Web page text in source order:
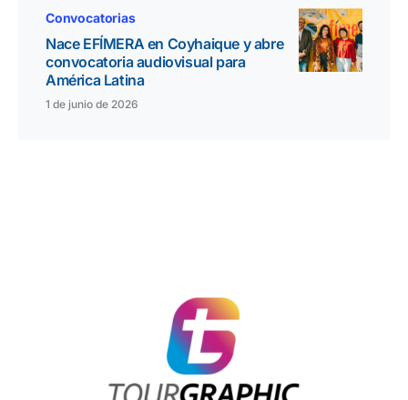
Convocatorias
Nace EFÍMERA en Coyhaique y abre
convocatoria audiovisual para
América Latina
1 de junio de 2026